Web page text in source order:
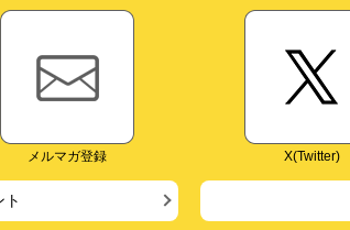
メルマガ登録 X(Twitter)
ト